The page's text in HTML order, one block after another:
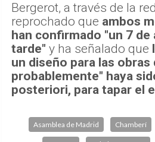
Bergerot, a través de la
reprochado que ambos
han confirmado "un 7
tarde" y ha señalado que
un diseño para las obras
probablemente" haya
posteriori, para tapar el
Asamblea de Madrid Chamberí